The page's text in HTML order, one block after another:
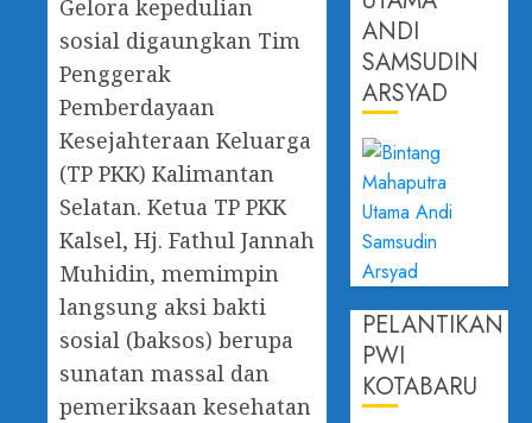
Gelora kepedulian
sosial digaungkan Tim
Penggerak
Pemberdayaan
Kesejahteraan Keluarga
(TP PKK) Kalimantan
Selatan. Ketua TP PKK
Kalsel, Hj. Fathul Jannah
Muhidin, memimpin
langsung aksi bakti
sosial (baksos) berupa
sunatan massal dan
pemeriksaan kesehatan
ANDI
SAMSUDIN
ARSYAD
PELANTIKAN
PWI
KOTABARU